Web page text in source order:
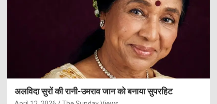
अलविदा सुरों की रानी-उमराव जान को बनाया सुपरहिट